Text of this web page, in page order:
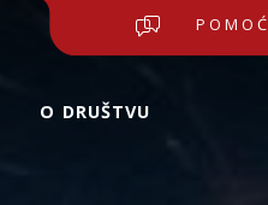
POMOĆ
O ⁠DRUŠTVU